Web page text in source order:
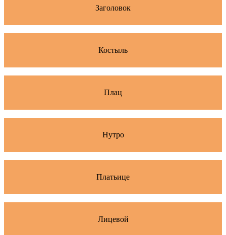
Заголовок
Костыль
Плац
Нутро
Платьице
Лицевой